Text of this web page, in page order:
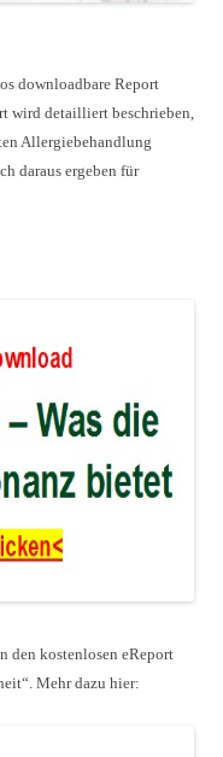
downloadbare Report
wird detailliert beschrieben,
Allergiebehandlung
daraus ergeben für
den kostenlosen eReport
Mehr dazu hier: